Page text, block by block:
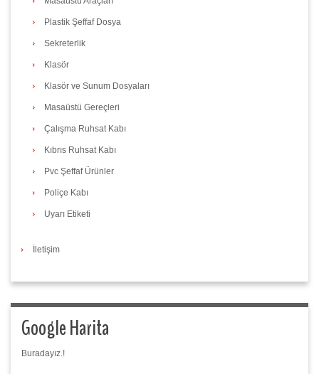
Plastik Şeffaf Dosya
Sekreterlik
Klasör
Klasör ve Sunum Dosyaları
Masaüstü Gereçleri
Çalışma Ruhsat Kabı
Kıbrıs Ruhsat Kabı
Pvc Şeffaf Ürünler
Poliçe Kabı
Uyarı Etiketi
İletişim
Google Harita
Buradayız.!